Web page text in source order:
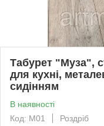
Табурет "Муза",
для кухні,
сидінням
В наявності
Код: М01
Роздріб